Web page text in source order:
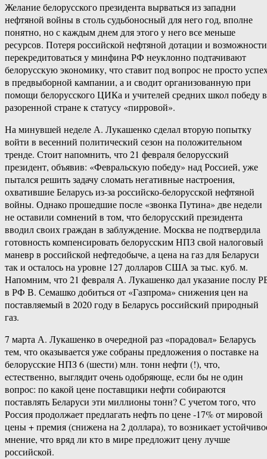
Желание белорусского президента вырваться из западни
нефтяной войны в столь судьбоносный для него год, вполне
понятно, но с каждым днем для этого у него все меньше
ресурсов. Потеря российской нефтяной дотации и возможности
перекредитоваться у минфина РФ неуклонно подтачивают
белорусскую экономику, что ставит под вопрос не просто
в предвыборной кампании, а и сводит организованную при
помощи белорусского ЦИКа и учителей средних школ победу в
разоренной стране к статусу «пирровой».
На минувшей неделе А. Лукашенко сделал вторую попытку
войти в весенний политический сезон на положительном
тренде. Стоит напомнить, что 21 февраля белорусский
президент, объявив: «Февральскую победу» над Россией, уже
пытался решить задачу сломать негативные настроения,
охватившие Беларусь из-за российско-белорусской нефтяной
войны. Однако прошедшие после «звонка Путина» две недели
не оставили сомнений в том, что белорусский президента
вводил своих граждан в заблуждение. Москва не подтвердила
готовность компенсировать белорусским НПЗ свой налоговый
маневр в российской нефтедобыче, а цена на газ для Беларуси
так и осталось на уровне 127 долларов США за тыс. куб. м.
Напомним, что 21 февраля А. Лукашенко дал указание послу
в РФ В. Семашко добиться от «Газпрома» снижения цен на
поставляемый в 2020 году в Беларусь российский природный
газ.
7 марта А. Лукашенко в очередной раз «порадовал» Беларусь
тем, что оказывается уже собраны предложения о поставке на
белорусские НПЗ 6 (шести) млн. тонн нефти (!), что,
естественно, выглядит очень одобряюще, если бы не один
вопрос: по какой цене поставщики нефти собираются
поставлять Беларуси эти миллионы тонн? С учетом того, что
Россия продолжает предлагать нефть по цене -17% от мировой
цены + премия (снижена на 2 доллара), то возникает
мнение, что вряд ли кто в мире предложит цену лучше
российской.